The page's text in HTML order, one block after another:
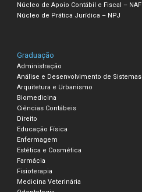
Núcleo de Apoio Contábil e Fiscal – NAF
Núcleo de Prática Jurídica – NPJ
Graduação
Administração
Análise e Desenvolvimento de Sistemas
Arquitetura e Urbanismo
Biomedicina
Ciências Contábeis
Direito
Educação Física
Enfermagem
Estética e Cosmética
Farmácia
Fisioterapia
Medicina Veterinária